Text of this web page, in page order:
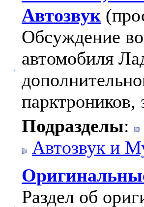
Автозвук
Обсуждение
автомобиля
парктроников,
Подразделы:
Автозвук и
Раздел об